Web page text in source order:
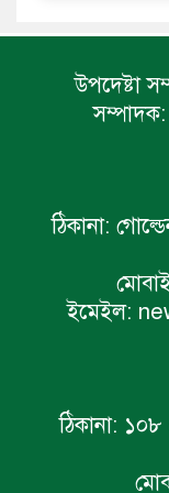
উপদেষ্টা
সম্পাদক:
ঠিকানা:
ইমেইল:
ঠিকানা: ১০৮